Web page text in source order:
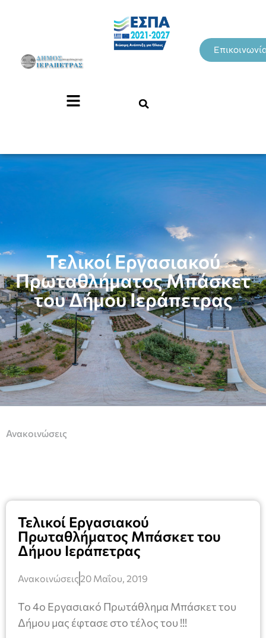
Τελικοί Eργασιακού
Πρωταθλήματος Μπάσκετ
του Δήμου Ιεράπετρας
Ανακοινώσεις
Τελικοί Eργασιακού
Πρωταθλήματος Μπάσκετ του
Δήμου Ιεράπετρας
Ανακοινώσεις 20 Μαΐου, 2019
Το 4o Eργασιακό Πρωτάθλημα Μπάσκετ του
Δήμου μας έφτασε στο τέλος του !!!